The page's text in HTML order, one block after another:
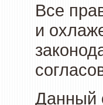
Все
и
Данный